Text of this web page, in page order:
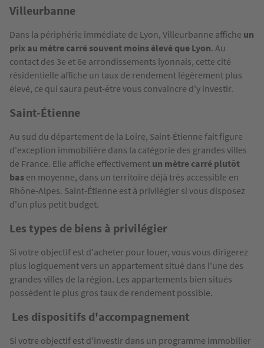
Villeurbanne
Dans la périphérie immédiate de Lyon, Villeurbanne affiche un
prix au mètre carré souvent moins élevé que Lyon. Au
contact des 3e et 6e arrondissements lyonnais, cette cité
résidentielle affiche un taux de rendement légèrement plus
élevé, ce qui saura peut-être vous convaincre d'y investir.
Saint-Étienne
Au sud du département de la Loire, Saint-Étienne fait figure
d'exception immobilière dans la catégorie des grandes villes
de France. Elle affiche effectivement un mètre carré plutôt
bas en moyenne, dans un territoire déjà très accessible en
Rhône-Alpes. Saint-Étienne est à privilégier si vous disposez
d'un plus petit budget.
Les types de biens à privilégier
Si votre objectif est d'acheter pour louer, vous vous dirigerez
plus logiquement vers un appartement situé dans l'une des
grandes villes de la région. Les appartements bien situés
possèdent le plus gros taux de rendement possible.
Les dispositifs d'accompagnement
Si votre objectif est d'investir dans un programme immobilier